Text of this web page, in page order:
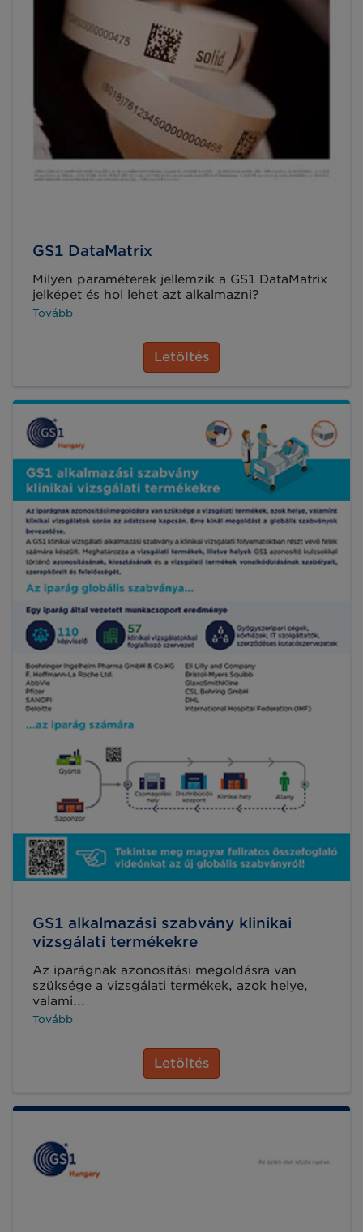
GS1 DataMatrix
Milyen paraméterek jellemzik a GS1 DataMatrix
jelképet és hol lehet azt alkalmazni?
Tovább
Letöltés
GS1 alkalmazási szabvány klinikai
vizsgálati termékekre
Az iparágnak azonosítási megoldásra van
szüksége a vizsgálati termékek, azok helye,
valami...
Tovább
Letöltés